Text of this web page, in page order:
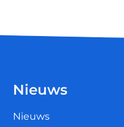
Nieuws
Nieuws